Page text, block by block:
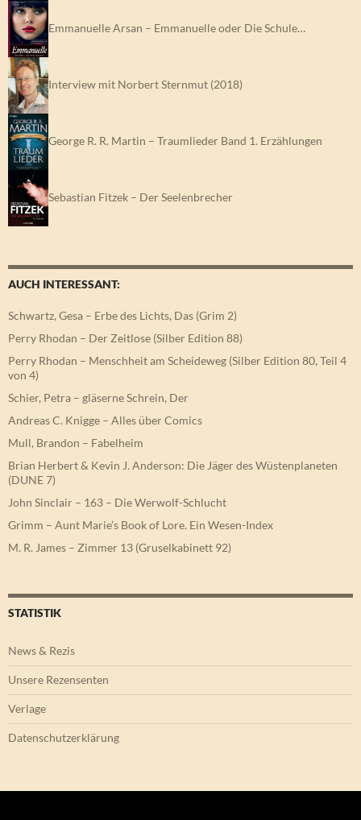
Emmanuelle Arsan – Emmanuelle oder Die Schule…
Interview mit Norbert Sternmut (2018)
George R. R. Martin – Traumlieder Band 1. Erzählungen
Sebastian Fitzek – Der Seelenbrecher
AUCH INTERESSANT:
Schwartz, Gesa – Erbe des Lichts, Das (Grim 2)
Perry Rhodan – Der Zeitlose (Silber Edition 88)
Perry Rhodan – Menschheit am Scheideweg (Silber Edition 80, Teil 4
von 4)
Schier, Petra – gläserne Schrein, Der
Andreas C. Knigge – Alles über Comics
Mull, Brandon – Fabelheim
Brian Herbert & Kevin J. Anderson: Die Jäger des Wüstenplaneten
(DUNE 7)
John Sinclair – 163 – Die Werwolf-Schlucht
Grimm – Aunt Marie’s Book of Lore. Ein Wesen-Index
M. R. James – Zimmer 13 (Gruselkabinett 92)
STATISTIK
News & Rezis
Unsere Rezensenten
Verlage
Datenschutzerklärung